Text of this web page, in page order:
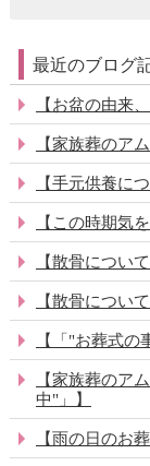
最近のブログ
【お盆の由来
【家族葬のア
【手元供養につ
【この時期気
【散骨につい
【散骨につい
【「"お葬式の
【家族葬のア
中"」】
【雨の日のお